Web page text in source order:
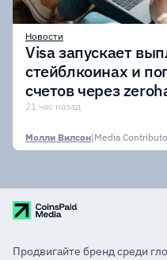
Новости
Visa запускает
стейблкоинах и
счетов через
21 час назад
Молли Вилсон|Media
Продвигайте бренд среди